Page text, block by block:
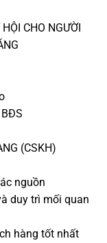
CHO NGƯỜI
(CSKH)
nguồn
duy trì mối quan
hàng tốt nhất